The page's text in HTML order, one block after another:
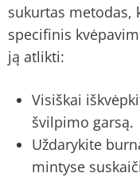
sukurtas metodas,
specifinis
ją atlikti:
Visiškai
švilpimo garsą.
Uždarykite
mintyse